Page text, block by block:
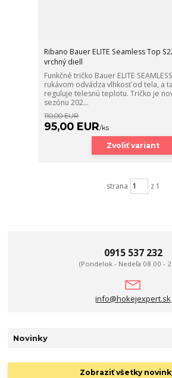
Ribano Bauer ELITE Seamless Top
vrchný diell
Funkčné tričko Bauer ELITE
rukávom odvádza vlhkosť od tela, a
reguluje telesnú teplotu. Tričko je
sezónu 202...
110,00 EUR
95,00 EUR/ks
Zvoliť variant
strana z 1
0915 537 232
(Pondelok - Nedeľa 08.00 -
info@hokejexpert.sk
Novinky
Zobraziť všetky